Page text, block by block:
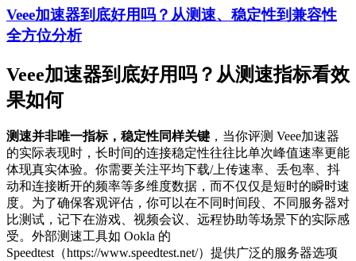
Veee加速器到底好用吗？从测速、稳定性到兼容性
全方位分析
Veee加速器到底好用吗？从测速指标看效
果如何
测速并非唯一指标，稳定性同样关键 ，当你评测 Veee加速器
的实际表现时，长时间的连接稳定性往往比单次峰值速率更能
体现真实体验。你需要关注平均下载/上传速率、丢包率、抖
动和连接断开的频率等多维度数据，而不仅仅是短时的瞬时速
度。为了确保客观评估，你可以在不同时间段、不同服务器对
比测试，记下在游戏、视频会议、远程协助等场景下的实际感
受。外部测速工具如 Ookla 的
Speedtest（https://www.speedtest.net/）提供广泛的服务器选项